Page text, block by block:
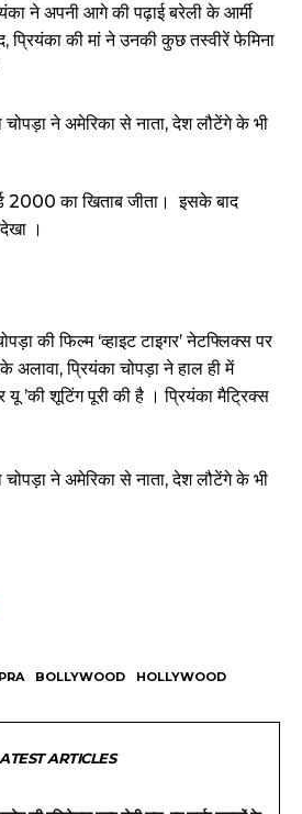
ने अपनी आगे की पढ़ाई बरेली के आर्मी
की मां ने उनकी कुछ तस्वीरें फेमिना
2000 का खिताब जीता। इसके बाद
।
की फिल्म ‘व्हाइट टाइगर’ नेटफ्लिक्स पर
अलावा, प्रियंका चोपड़ा ने हाल ही में
’की शूटिंग पूरी की है । प्रियंका मैट्रिक्स
BOLLYWOOD HOLLYWOOD
ARTICLES